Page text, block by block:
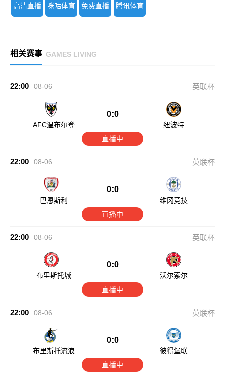
高清直播 咪咕体育 免费直播 腾讯体育
相关赛事 GAMES LIVING
22:00 08-06 英联杯
AFC温布尔登
0:0
纽波特
直播中
22:00 08-06 英联杯
巴恩斯利
0:0
维冈竞技
直播中
22:00 08-06 英联杯
布里斯托城
0:0
沃尔索尔
直播中
22:00 08-06 英联杯
布里斯托流浪
0:0
彼得堡联
直播中